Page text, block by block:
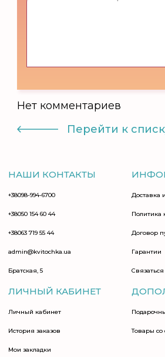
Нет комментариев
Перейти к
НАШИ КОНТАКТЫ
+38098-994-6700
+38050 154 60 44
+38063 719 55 44
admin@kvitochka.ua
Братская, 5
Доставка
Политика
Договор
Гарантии
ЛИЧНЫЙ КАБИНЕТ
Личный кабинет
История заказов
Мои закладки
Товары со